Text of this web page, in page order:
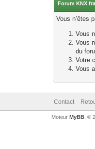
Forum KNX
Vous n’êtes
Vous
Vous
du
Votre
Vous
Contact
Moteur MyBB, ©